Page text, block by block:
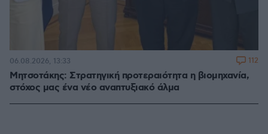
Μητσοτάκης: Στρατηγική προτεραιότητα η βιομηχανία,
στόχος μας ένα νέο αναπτυξιακό άλμα
06.08.2026, 13:33 112